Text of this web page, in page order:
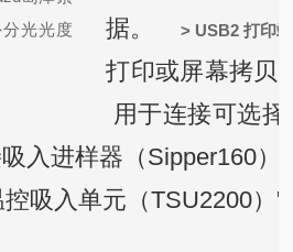
据。
> USB2 打印
打印或屏幕拷贝
用于连接可选
入进样器（Sipper160）
控吸入单元（TSU2200